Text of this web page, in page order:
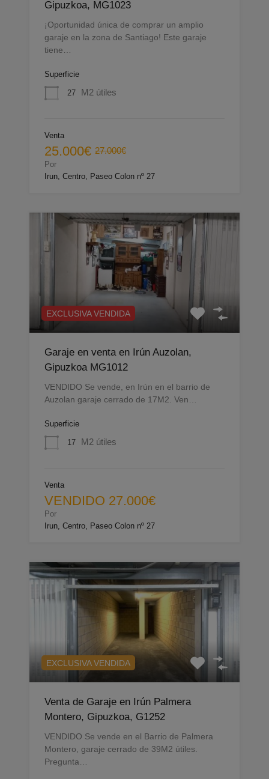
Gipuzkoa, MG1023
¡Oportunidad única de comprar un amplio
garaje en la zona de Santiago! Este garaje
tiene…
Superficie
27 M2 útiles
Venta
25.000€ 27.000€
Por
Irun, Centro, Paseo Colon nº 27
EXCLUSIVA VENDIDA
Garaje en venta en Irún Auzolan,
Gipuzkoa MG1012
VENDIDO Se vende, en Irún en el barrio de
Auzolan garaje cerrado de 17M2. Ven…
Superficie
17 M2 útiles
Venta
VENDIDO 27.000€
Por
Irun, Centro, Paseo Colon nº 27
EXCLUSIVA VENDIDA
Venta de Garaje en Irún Palmera
Montero, Gipuzkoa, G1252
VENDIDO Se vende en el Barrio de Palmera
Montero, garaje cerrado de 39M2 útiles.
Pregunta…